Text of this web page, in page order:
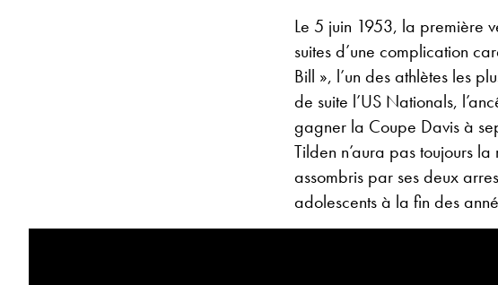
Le 5 juin 1953, la première
suites d’une complication
Bill », l’un des athlètes les
de suite l’US Nationals,
gagner la Coupe Davis à
Tilden n’aura pas toujours
assombris par ses deux
adolescents à la fin des